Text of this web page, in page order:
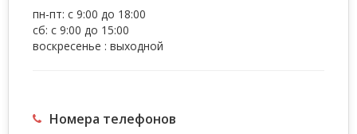
пн-пт: с 9:00 до 18:00
сб: с 9:00 до 15:00
воскресенье : выходной
Номера телефонов